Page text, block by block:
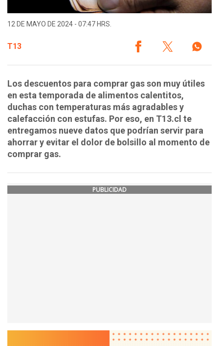
12 DE MAYO DE 2024 - 07:47 HRS.
T13
Los descuentos para comprar gas son muy útiles
en esta temporada de alimentos calentitos,
duchas con temperaturas más agradables y
calefacción con estufas. Por eso, en T13.cl te
entregamos nueve datos que podrían servir para
ahorrar y evitar el dolor de bolsillo al momento de
comprar gas.
PUBLICIDAD